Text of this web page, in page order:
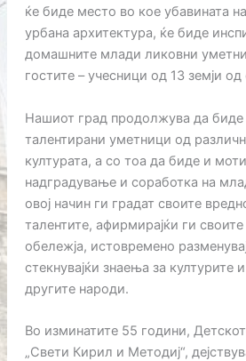
ќе биде место во кое убавината
урбана архитектура, ќе биде
домашните млади ликовни
гостите – учесници од 13 земји од
Нашиот град продолжува да биде
талентирани уметници од
културата, а со тоа да биде и
надградување и соработка на
овој начин ги градат своите
талентите, афирмирајќи ги
обележја, истовремено
стекнувајќи знаења за културите
другите народи.
Во изминатите 55 години,
„Свети Кирил и Методиј“,